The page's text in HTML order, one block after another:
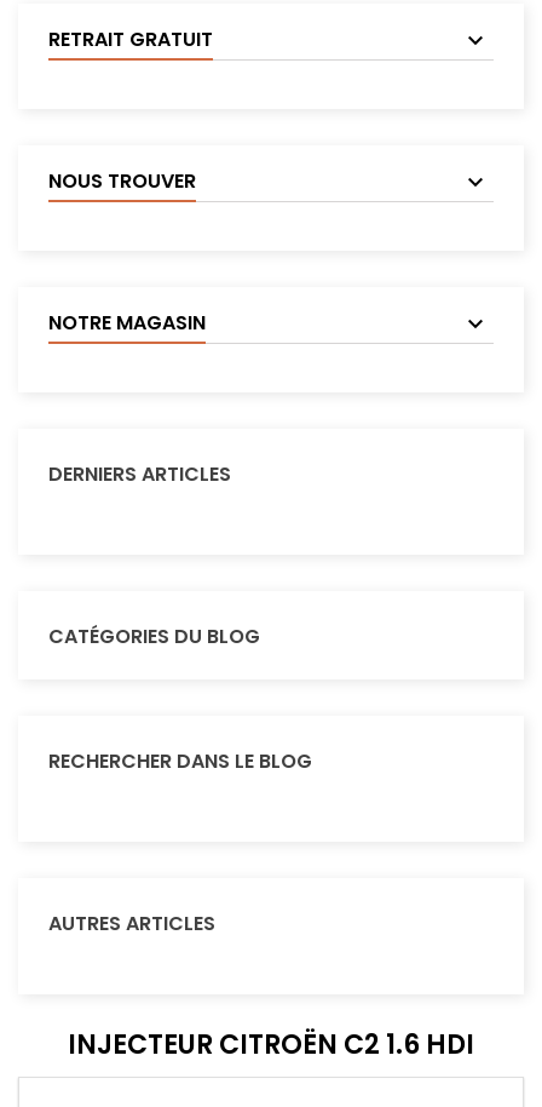
RETRAIT GRATUIT
NOUS TROUVER
NOTRE MAGASIN
DERNIERS ARTICLES
CATÉGORIES DU BLOG
RECHERCHER DANS LE BLOG
AUTRES ARTICLES
INJECTEUR CITROËN C2 1.6 HDI